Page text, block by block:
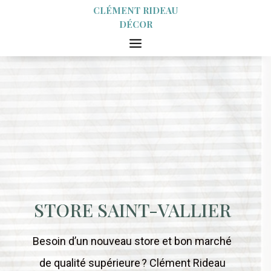
CLÉMENT RIDEAU
DÉCOR
STORE SAINT-VALLIER
Besoin d’un nouveau store et bon marché
de qualité supérieure ? Clément Rideau